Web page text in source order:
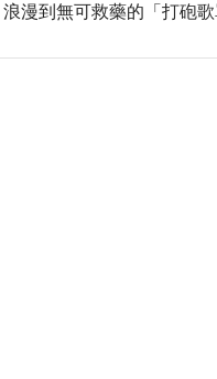
浪漫到無可救藥的「打砲歌